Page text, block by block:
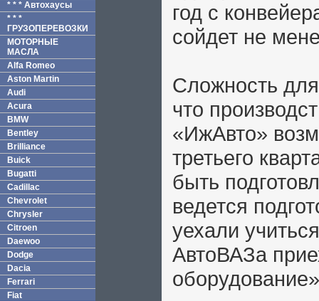
* * * Автохаусы
* * *
ГРУЗОПЕРЕВОЗКИ
МОТОРНЫЕ
МАСЛА
Alfa Romeo
Aston Martin
Audi
Acura
BMW
Bentley
Brilliance
Buick
Bugatti
Cadillac
Chevrolet
Chrysler
Citroen
Daewoo
Dodge
Dacia
Ferrari
Fiat
год с
сойдет не
Сложность
что
«ИжАвто»
третьего
быть
ведется
уехали
АвтоВАЗа